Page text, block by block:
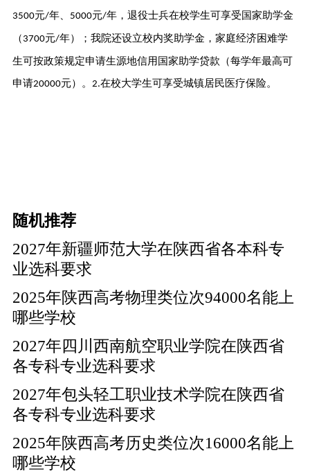
3500元/年、 5000元/年，退役士兵在校学生可享受国家助学金
（ 3700元/年）；我院还设立校内奖助学金，家庭经济困难学
生可按政策规定申请生源地信用国家助学贷款（每学年最高可
申请20000元）。 2.在校大学生可享受城镇居民医疗保险。
随机推荐
2027年新疆师范大学在陕西省各本科专
业选科要求
2025年陕西高考物理类位次94000名能上
哪些学校
2027年四川西南航空职业学院在陕西省
各专科专业选科要求
2027年包头轻工职业技术学院在陕西省
各专科专业选科要求
2025年陕西高考历史类位次16000名能上
哪些学校